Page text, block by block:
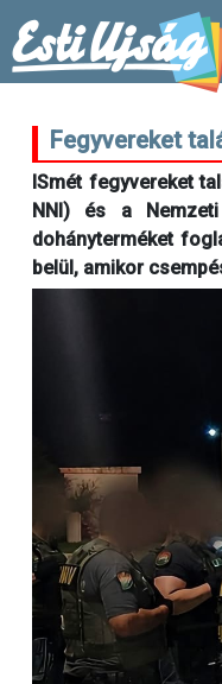
Fegyvereket
ISmét fegyvereket
NNI) és a Nemzeti
dohányterméket
belül, amikor